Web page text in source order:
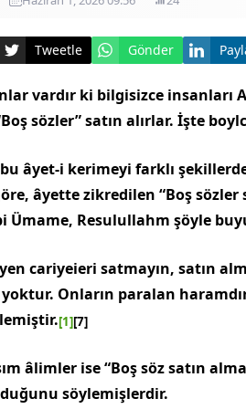
Tweetle Gönder
vardır ki bilgisizce insanları
sözler” satın alırlar. İşte
âyet-i kerimeyi farklı
âyette zikredilen “Boş
Üma­me, Resulullahm şöyle
cariyeieri satmayın, satın
Onların paralan
[1][7]
âlimler ise “Boş söz satın
söylemişlerdir.